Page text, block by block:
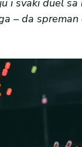
i svaki duel
– da